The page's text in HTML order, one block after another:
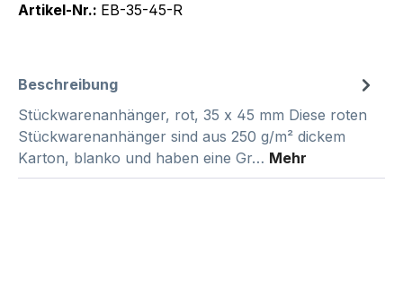
Artikel-Nr.: EB-35-45-R
Beschreibung
Stückwarenanhänger, rot, 35 x 45 mm Diese roten
Stückwarenanhänger sind aus 250 g/m² dickem
Karton, blanko und haben eine Gr… Mehr